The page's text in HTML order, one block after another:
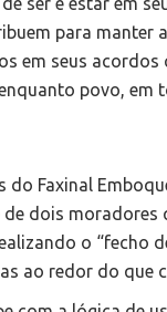
para
em seus
povo, em
do Faxinal
dois
o “fecho
ao redor do que